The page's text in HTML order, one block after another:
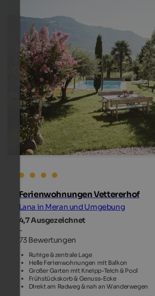
Ferienwohnungen Vettererhof
Lana in Meran und Umgebung
4,7Ausgezeichnet
-
73 Bewertungen
Ruhige & zentrale Lage
Helle Ferienwohnungen mit Balkon
Großer Garten mit Kneipp-Teich & Pool
Frühstückskorb & Genuss-Ecke
Direkt am Radweg & nah an Wanderwegen